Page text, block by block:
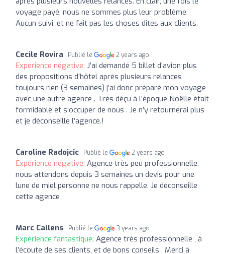
voyage payé, nous ne sommes plus leur problème.
Aucun suivi, et ne fait pas les choses dites aux clients.
Cecile Rovira Publié le 2 years ago
Expérience négative: J’ai demandé 5 billet d’avion plus
des propositions d’hôtel après plusieurs relances
toujours rien (3 semaines) j’ai donc préparé mon voyage
avec une autre agence . Très déçu à l’époque Noëlle était
formidable et s’occuper de nous . Je n’y retournerai plus
et je déconseille l’agence.!
Caroline Radojcic Publié le 2 years ago
Expérience négative: Agence très peu professionnelle,
nous attendons depuis 3 semaines un devis pour une
lune de miel personne ne nous rappelle. Je déconseille
cette agence
Marc Callens Publié le 3 years ago
Expérience fantastique: Agence très professionnelle , à
l’écoute de ses clients, et de bons conseils . Merci à